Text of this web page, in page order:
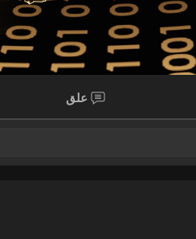
العرب | اعلانات مجانية
علق